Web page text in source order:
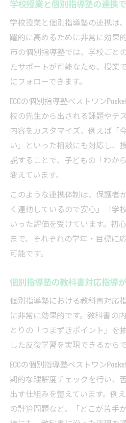
学校授業と個別指導塾の連携
学校授業と個別指導塾の連携は
躍的に高めるために非常に効果
市の個別指導塾では、学校ごと
たサポートが可能なため、授業
にフォローできます。
ECCの個別指導塾ベストワン
校の先生から出される課題やテ
内容をカスタマイズ。例えば「
い」といった相談にも対応し、
説することで、子どもの「わか
変えています。
このような連携体制は、保護者
く連動しているので安心」「学
いった評価を受けています。初
まで、それぞれの学年・目標に
可能です。
個別指導塾の教科書対応指導
個別指導塾における教科書対応
に非常に効果的です。教科書の
とりの「つまずきポイント」を
した反復学習を実現できるからで
ECCの個別指導塾ベストワン
期的な理解度チェックを行い、
出す仕組みを整えています。例
の計算問題など、「どこが苦手